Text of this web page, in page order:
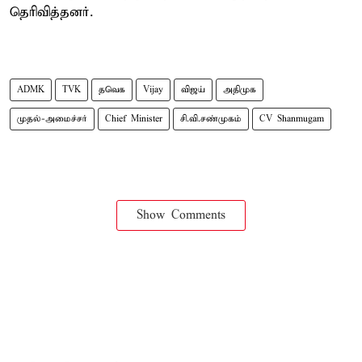
தெரிவித்தனர்.
ADMK TVK தவெக Vijay விஜய் அதிமுக
முதல்-அமைச்சர் Chief Minister சி.வி.சண்முகம் CV Shanmugam
Show Comments